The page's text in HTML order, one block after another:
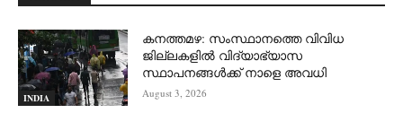
INDIA
കനത്തമഴ: സംസ്ഥാനത്തെ വിവിധ
ജില്ലകളിൽ വിദ്യാഭ്യാസ
സ്ഥാപനങ്ങൾക്ക് നാളെ അവധി
August 3, 2026